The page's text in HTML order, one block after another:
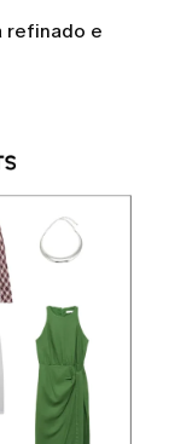
refinado e